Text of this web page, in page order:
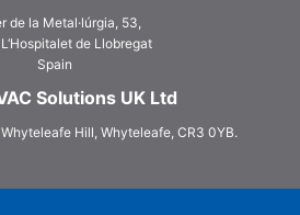
de la Metal·lúrgia, 53,
de Llobregat
Spain
Solutions UK Ltd
Whyteleafe Hill, Whyteleafe, CR3 0YB.